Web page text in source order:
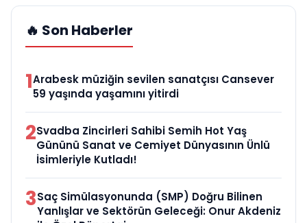
🔥 Son Haberler
1Arabesk müziğin sevilen sanatçısı Cansever
59 yaşında yaşamını yitirdi
2Svadba Zincirleri Sahibi Semih Hot Yaş
Gününü Sanat ve Cemiyet Dünyasının Ünlü
İsimleriyle Kutladı!
3Saç Simülasyonunda (SMP) Doğru Bilinen
Yanlışlar ve Sektörün Geleceği: Onur Akdeniz